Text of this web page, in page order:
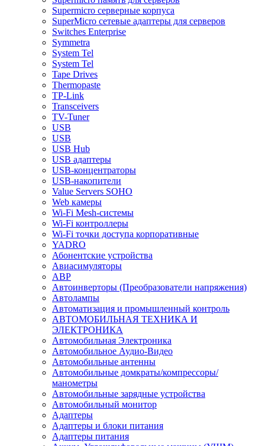
Supermicro серверные корпуса
SuperMicro сетевые адаптеры для серверов
Switches Enterprise
Symmetra
System Tel
System Tel
Tape Drives
Thermopaste
TP-Link
Transceivers
TV-Tuner
USB
USB
USB Hub
USB адаптеры
USB-концентраторы
USB-накопители
Value Servers SOHO
Web камеры
Wi-Fi Mesh-системы
Wi-Fi контроллеры
Wi-Fi точки доступа корпоративные
YADRO
Абонентские устройства
Авиасимуляторы
АВР
Автоинверторы (Преобразователи напряжения)
Автолампы
Автоматизация и промышленный контроль
АВТОМОБИЛЬНАЯ ТЕХНИКА И
ЭЛЕКТРОНИКА
Автомобильная Электроника
Автомобильное Аудио-Видео
Автомобильные антенны
Автомобильные домкраты/компрессоры/
манометры
Автомобильные зарядные устройства
Автомобильный монитор
Адаптеры
Адаптеры и блоки питания
Адаптеры питания